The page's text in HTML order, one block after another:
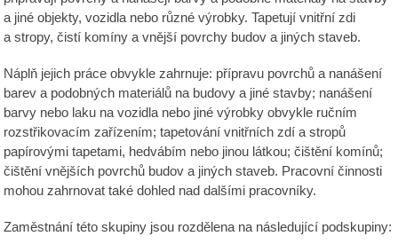
a jiné objekty, vozidla nebo různé výrobky. Tapetují vnitřní zdi
a stropy, čistí komíny a vnější povrchy budov a jiných staveb.
Náplň jejich práce obvykle zahrnuje: přípravu povrchů a nanášení
barev a podobných materiálů na budovy a jiné stavby; nanášení
barvy nebo laku na vozidla nebo jiné výrobky obvykle ručním
rozstřikovacím zařízením; tapetování vnitřních zdí a stropů
papírovými tapetami, hedvábím nebo jinou látkou; čištění komínů;
čištění vnějších povrchů budov a jiných staveb. Pracovní činnosti
mohou zahrnovat také dohled nad dalšími pracovníky.
Zaměstnání této skupiny jsou rozdělena na následující podskupiny: